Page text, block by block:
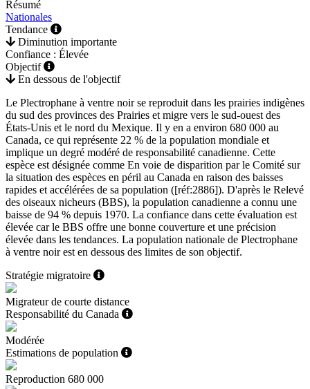
Résumé
Nationales
Tendance
Diminution importante
Confiance : Élevée
Objectif
En dessous de l'objectif
Le Plectrophane à ventre noir se reproduit dans les prairies indigènes
du sud des provinces des Prairies et migre vers le sud-ouest des
États-Unis et le nord du Mexique. Il y en a environ 680 000 au
Canada, ce qui représente 22 % de la population mondiale et
implique un degré modéré de responsabilité canadienne. Cette
espèce est désignée comme En voie de disparition par le Comité sur
la situation des espèces en péril au Canada en raison des baisses
rapides et accélérées de sa population ([réf:2886]). D'après le Relevé
des oiseaux nicheurs (BBS), la population canadienne a connu une
baisse de 94 % depuis 1970. La confiance dans cette évaluation est
élevée car le BBS offre une bonne couverture et une précision
élevée dans les tendances. La population nationale de Plectrophane
à ventre noir est en dessous des limites de son objectif.
Stratégie migratoire
Migrateur de courte distance
Responsabilité du Canada
Modérée
Estimations de population
Reproduction 680 000